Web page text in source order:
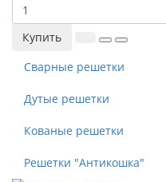
Купить
Сварные решетки
Дутые решетки
Кованые решетки
Решетки "Антикошка"